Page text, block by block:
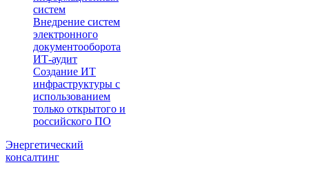
систем
Внедрение систем
электронного
документооборота
ИТ-аудит
Создание ИТ
инфраструктуры с
использованием
только открытого и
российского ПО
Энергетический
консалтинг